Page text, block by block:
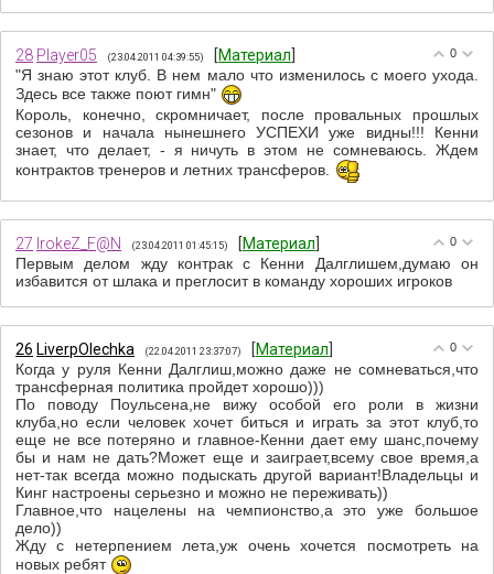
0
28 Player05 (23.04.2011 04:39:55) [Материал
"Я знаю этот клуб. В нем мало что изменилось с моего ухода.
Здесь все также поют гимн"
Король, конечно, скромничает, после провальных прошлых
сезонов и начала нынешнего УСПЕХИ уже видны!!! Кенни
знает, что делает, - я ничуть в этом не сомневаюсь. Ждем
контрактов тренеров и летних трансферов.
0
27 IrokeZ_F@N (23.04.2011 01:45:15) [Материал
Первым делом жду контрак с Кенни Далглишем,думаю он
избавится от шлака и преглосит в команду хороших игроков
0
26 LiverpOlechka (22.04.2011 23:37:07) [Материал
Когда у руля Кенни Далглиш,можно даже не сомневаться,что
трансферная политика пройдет хорошо)))
По поводу Поульсена,не вижу особой его роли в жизни
клуба,но если человек хочет биться и играть за этот клуб,то
еще не все потеряно и главное-Кенни дает ему шанс,почему
бы и нам не дать?Может еще и заиграет,всему свое время,а
нет-так всегда можно подыскать другой вариант!Владельцы и
Кинг настроены серьезно и можно не переживать))
Главное,что нацелены на чемпионство,а это уже большое
дело))
Жду с нетерпением лета,уж очень хочется посмотреть на
новых ребят